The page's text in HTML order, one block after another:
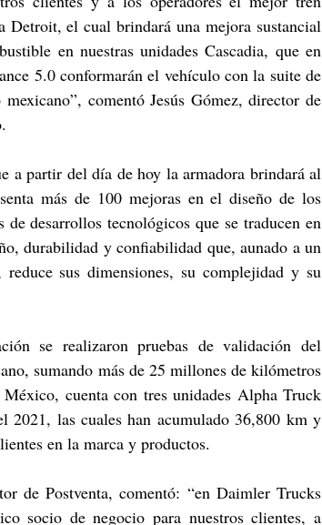
Detroit, el cual brindará una mejora sustancial
en nuestras unidades Cascadia, que en
5.0 conformarán el vehículo con la suite de
comentó Jesús Gómez, director de
a partir del día de hoy la armadora brindará al
más de 100 mejoras en el diseño de los
de desarrollos tecnológicos que se traducen en
durabilidad y confiabilidad que, aunado a un
sus dimensiones, su complejidad y su
se realizaron pruebas de validación del
sumando más de 25 millones de kilómetros
cuenta con tres unidades Alpha Truck
2021, las cuales han acumulado 36,800 km y
en la marca y productos.
de Postventa, comentó: “en Daimler Trucks
socio de negocio para nuestros clientes, a